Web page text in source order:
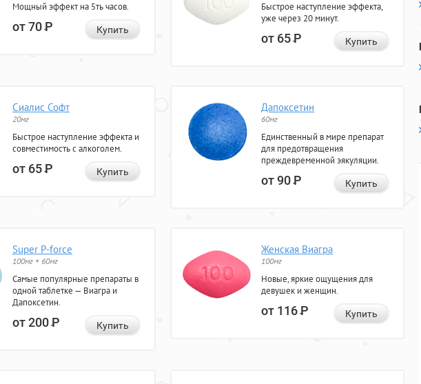
Мощный эффект на 5ть часов.
от 70Р Купить
Быстрое наступление эффекта,
уже через 20 минут.
от 65Р Купить
Сиалис Софт
20мг
Быстрое наступление эффекта и
совместимость с алкоголем.
от 65Р Купить
Дапоксетин
60мг
Единственный в мире препарат
для предотвращения
преждевременной эякуляции.
от 90Р Купить
Super P-force
100мг + 60мг
Самые популярные препараты в
одной таблетке — Виагра и
Дапоксетин.
от 200Р Купить
Женская Виагра
100мг
Новые, яркие ощущения для
девушек и женщин.
от 116Р Купить